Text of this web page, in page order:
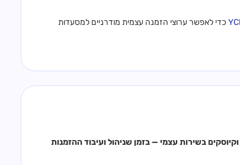
כדי לאפשר ערוצי הזמנה עצמית מודרניים למסעדות
חיבור מלא בין Gravy לקופת נטלאנץ׳ להפעלת ערוצי הזמנות טייק-אווי ב-QR וקיוסקים בשירות עצמי — בזמן שניהול ועיבוד ההזמנות